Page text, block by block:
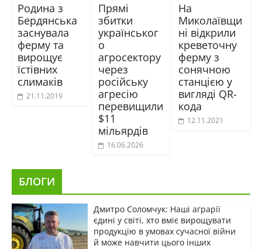
Родина з
Бердянська
заснувала
ферму та
вирощує
їстівних
слимаків
21.11.2019
Прямі
збитки
українськог
о
агросектору
через
російську
агресію
перевищили
$11
мільярдів
16.06.2026
На
Миколаївщи
ні відкрили
креветочну
ферму з
сонячною
станцією у
вигляді QR-
кода
12.11.2021
БЛОГИ
Дмитро Соломчук: Наші аграрії
єдині у світі, хто вміє вирощувати
продукцію в умовах сучасної війни
й може навчити цього інших